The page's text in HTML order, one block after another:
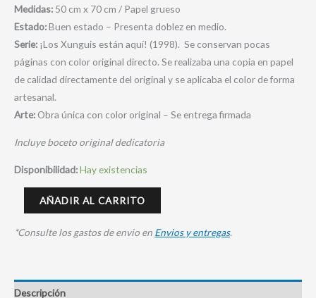
Medidas: 50 cm x 70 cm / Papel grueso
Estado:Buen estado – Presenta doblez en medio.
Serie: ¡Los Xunguis están aquí! (1998). Se conservan pocas
páginas con color original directo. Se realizaba una copia en papel
de calidad directamente del original y se aplicaba el color de forma
artesanal.
Arte: Obra única con color original – Se entrega firmada
Incluye boceto original dedicatoria
Disponibilidad:Hay existencias
AÑADIR AL CARRITO
*Consulte los gastos de envio en Envios y entregas.
Descripción